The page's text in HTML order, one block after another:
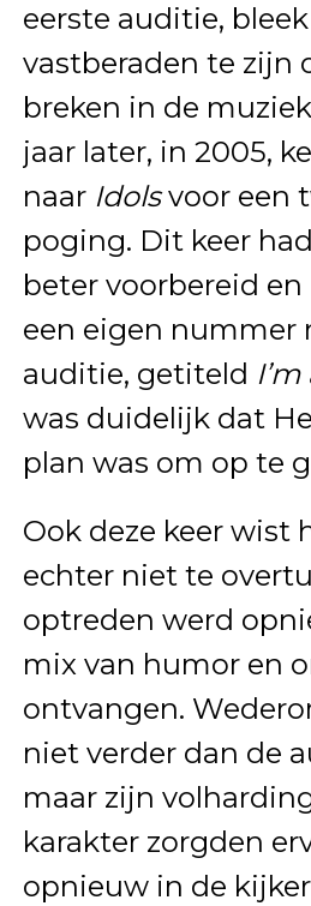
eerste auditie,
vastberaden te zijn
breken in de
jaar later, in 2005,
naar Idolsvoor een
poging. Dit keer
beter voorbereid
een eigen nummer
auditie, getiteld
was duidelijk dat
plan was om op te
Ook deze keer wist
echter niet te
optreden werd
mix van humor en
ontvangen.
niet verder dan de
maar zijn
karakter zorgden
opnieuw in de